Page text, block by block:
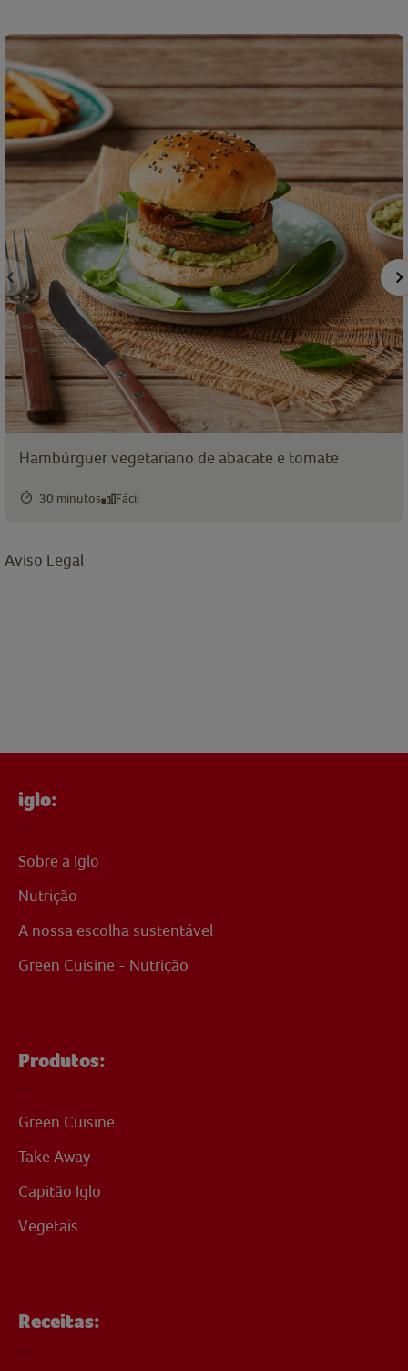
Hambúrguer vegetariano de abacate e tomate
30 minutos Fácil
Aviso Legal
iglo:
Sobre a Iglo
Nutrição
A nossa escolha sustentável
Green Cuisine - Nutrição
Produtos:
Green Cuisine
Take Away
Capitão Iglo
Vegetais
Receitas: